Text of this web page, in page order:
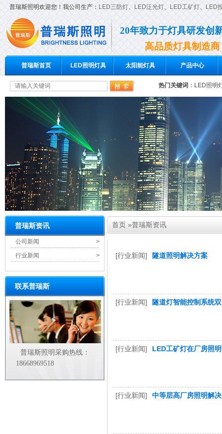
普瑞斯照明欢迎您！我公司生产： LED三防灯、 LED泛光灯、 LED工矿灯、 LED
20年致力于灯具研发创
高品质灯具制造商
普瑞斯首页 LED照明灯具 太阳能灯具 产品中心
热门关键词 ： LED照明
普瑞斯资讯
>
公司新闻
>
行业新闻
联系普瑞斯
普瑞斯照明采购热线：
18668969518
首页 »普瑞斯资讯
[行业新闻] 隧道照明解决方案
[行业新闻] 隧道灯智能控制系统
[行业新闻] LED工矿灯在厂房照
[行业新闻] 中等层高厂房照明解